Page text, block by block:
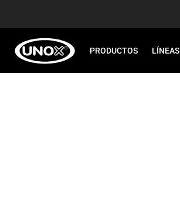
PRODUCTOS LÍNEAS